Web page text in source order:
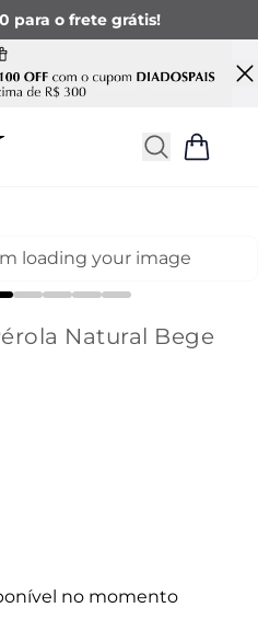
para o frete grátis!
loading your image
Natural Bege
no momento